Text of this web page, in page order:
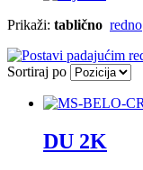
Prikaži: tablično redno
Sortiraj po
DU 2K